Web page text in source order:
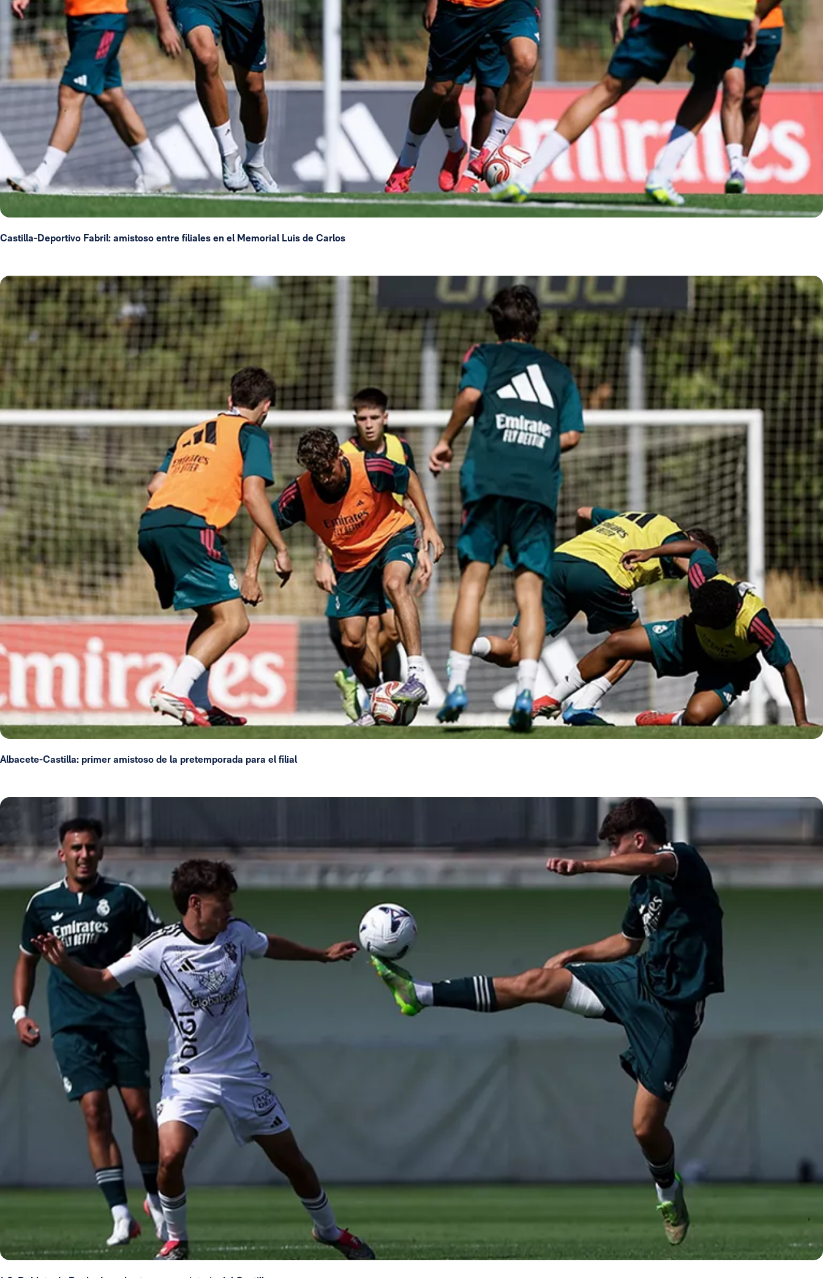
Castilla-Deportivo Fabril: amistoso entre filiales en el Memorial Luis de Carlos
Albacete-Castilla: primer amistoso de la pretemporada para el filial